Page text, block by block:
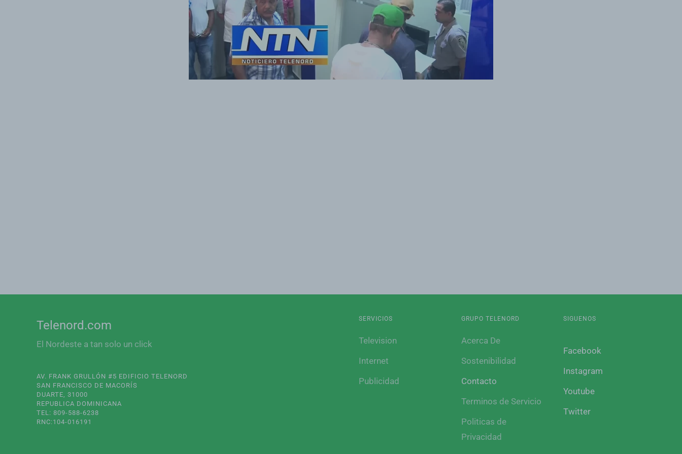
Telenord.com
El Nordeste a tan solo un click
AV. FRANK GRULLÓN #5 EDIFICIO TELENORD
SAN FRANCISCO DE MACORÍS
DUARTE, 31000
REPUBLICA DOMINICANA
TEL: 809-588-6238
RNC:104-016191
SERVICIOS
Television
Internet
Publicidad
GRUPO TELENORD
Acerca De
Sostenibilidad
Contacto
Terminos de Servicio
Politicas de
Privacidad
SIGUENOS
Facebook
Instagram
Youtube
Twitter